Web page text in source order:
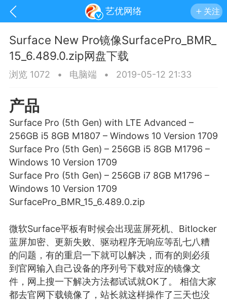
艺优网络 关注
手机 系统
游戏 兴趣 美图
问答 闲谈 官方
Surface New Pro镜像SurfacePro_BMR_
15_6.489.0.zip网盘下载
浏览 1072 • 电脑端 • 2019-05-12 21:33
产品
Surface Pro (5th Gen) with LTE Advanced –
256GB i5 8GB M1807 – Windows 10 Version 1709
Surface Pro (5th Gen) – 256GB i5 8GB M1796 –
Windows 10 Version 1709
Surface Pro (5th Gen) – 256GB i7 8GB M1796 –
Windows 10 Version 1709
SurfacePro_BMR_15_6.489.0.zip
微软Surface平板有时候会出现蓝屏死机、Bitlocker
蓝屏加密、更新失败、驱动程序无响应等乱七八糟
的问题，有的重启一下就可以解决，而有的则必须
到官网输入自己设备的序列号下载对应的镜像文
件，网上搜一下解决方法都试试就OK了。 相信大家
都去官网下载镜像了，站长就这样操作了三天也没